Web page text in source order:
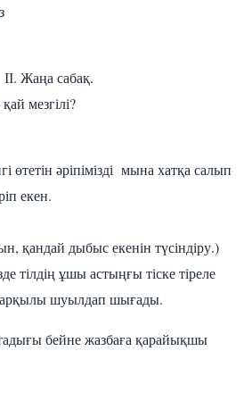
Жаңа сабақ.
мезгілі?
өтетін әріпімізді мына хатқа салып
екен.
қандай дыбыс екенін түсіндіру.)
тілдің ұшы астыңғы тіске тіреле
арқылы шуылдап шығады.
бейне жазбаға қарайықшы